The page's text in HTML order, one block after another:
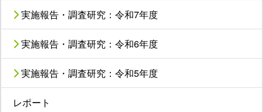
実施報告・調査研究：令和7年度
実施報告・調査研究：令和6年度
実施報告・調査研究：令和5年度
レポート